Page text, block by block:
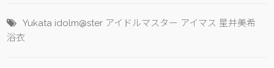
Yukata idolm@ster アイドルマスター アイマス 星井美希
浴衣